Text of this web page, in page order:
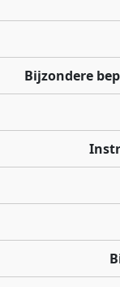
Bijzondere